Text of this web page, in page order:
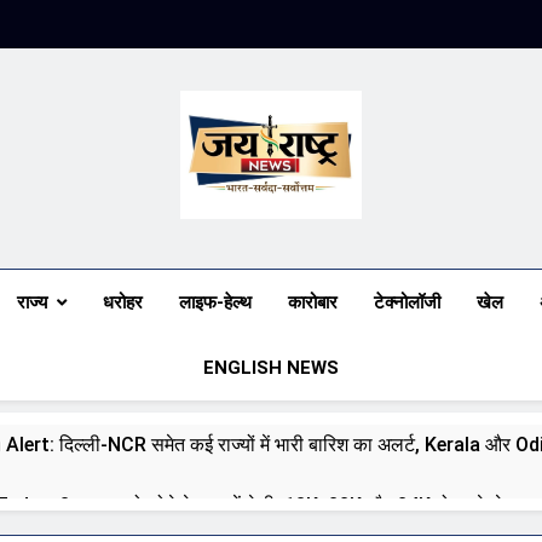
Jai Rashtra
राज्य धरोहर लाइफ-हेल्थ कारोबार टेक्नोलॉजी खेल
ENGLISH NEWS
Alert: दिल्ली-NCR समेत कई राज्यों में भारी बारिश का अलर्ट, Kerala और
8 अगस्त को सोने के भाव में तेजी, 18K, 22K और 24K गोल्ड के रेट पर